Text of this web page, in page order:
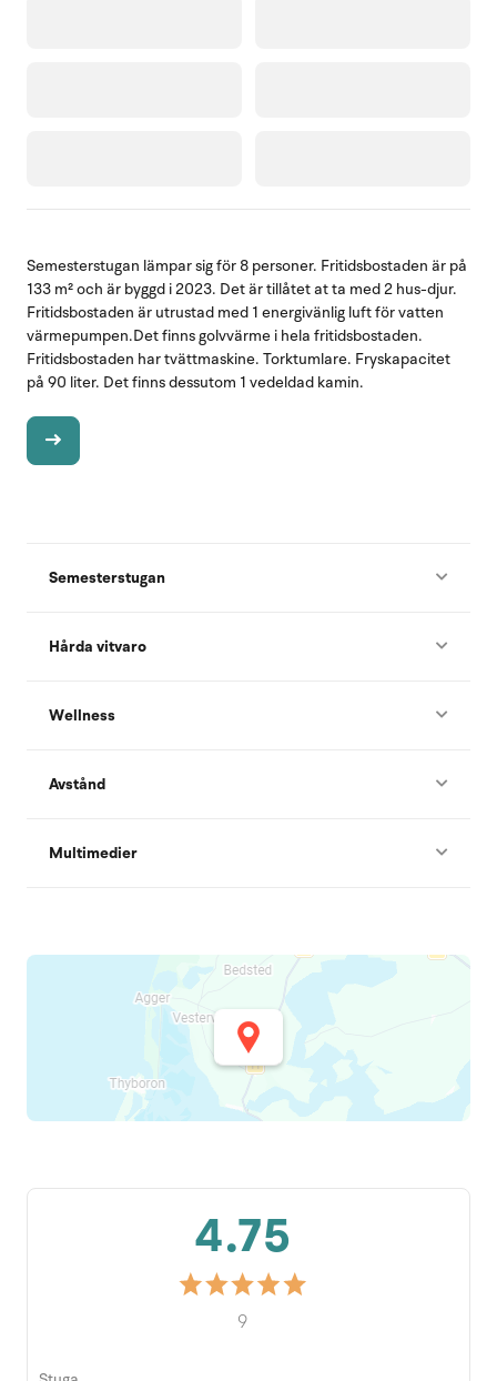
Semesterstugan lämpar sig för 8 personer. Fritidsbostaden är på
133 m² och är byggd i 2023. Det är tillåtet at ta med 2 hus-djur.
Fritidsbostaden är utrustad med 1 energivänlig luft för vatten
värmepumpen.Det finns golvvärme i hela fritidsbostaden.
Fritidsbostaden har tvättmaskine. Torktumlare. Fryskapacitet
på 90 liter. Det finns dessutom 1 vedeldad kamin.
Semesterstugan
Hårda vitvaro
Wellness
Avstånd
Multimedier
4.75
9